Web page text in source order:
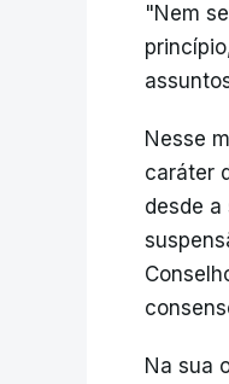
"Nem
Nesse
caráter
desde
Na sua